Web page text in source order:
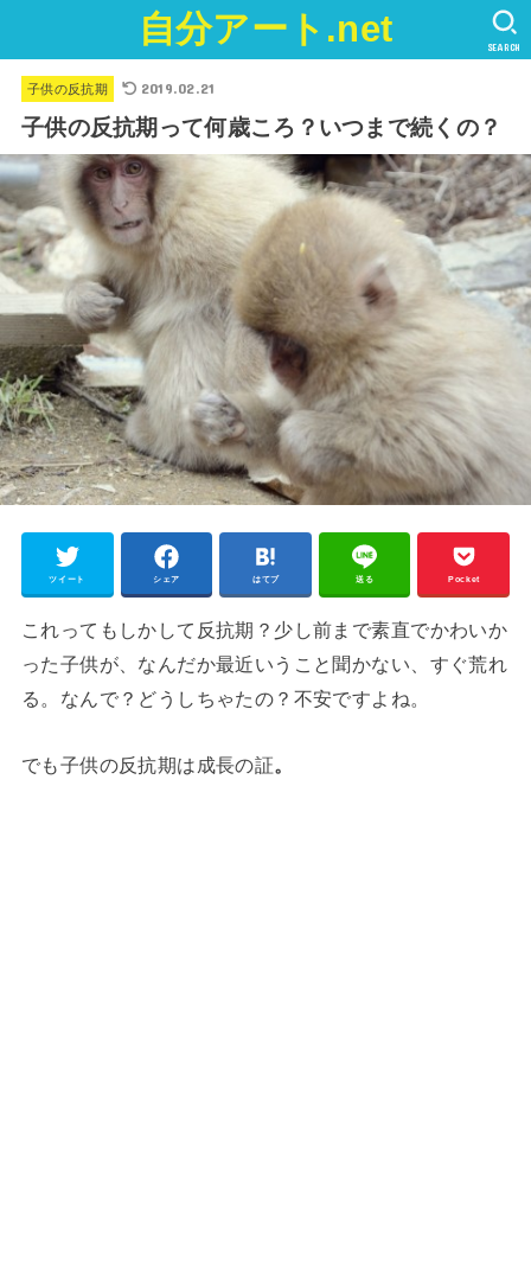
自分アート.net SEARCH
子供の反抗期 2019.02.21
子供の反抗期って何歳ころ？いつまで続くの？
ツイート シェア はてブ 送る Pocket
これってもしかして反抗期？少し前まで素直でかわいか
った子供が、なんだか最近いうこと聞かない、すぐ荒れ
る。なんで？どうしちゃたの？不安ですよね。
でも子供の反抗期は成長の証 。